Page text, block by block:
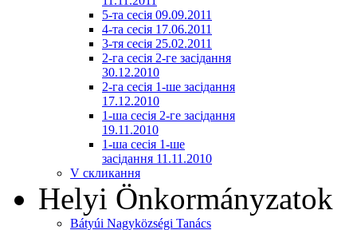
5-та сесія 09.09.2011
4-та сесія 17.06.2011
3-тя сесія 25.02.2011
2-га сесія 2-ге засідання
30.12.2010
2-га сесія 1-ше засідання
17.12.2010
1-ша сесія 2-ге засідання
19.11.2010
1-ша сесія 1-ше
засідання 11.11.2010
V скликання
Helyi Önkormányzatok
Bátyúi Nagyközségi Tanács